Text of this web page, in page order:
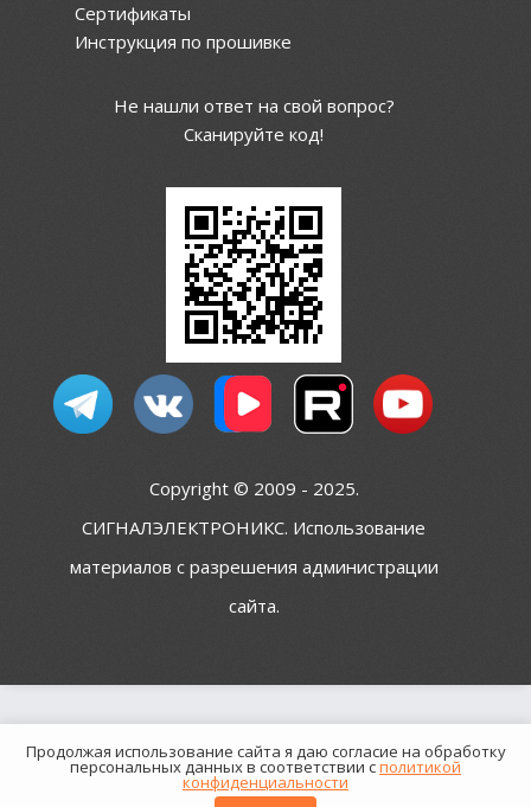
Продолжая использование сайта я даю согласие на обработку
персональных данных в соответствии сполитикой
конфиденциальности
Сертификаты
Инструкция по прошивке
Не нашли ответ на свой вопрос?
Сканируйте код!
Copyright © 2009 - 2025.
СИГНАЛЭЛЕКТРОНИКС. Использование
материалов с разрешения администрации
сайта.